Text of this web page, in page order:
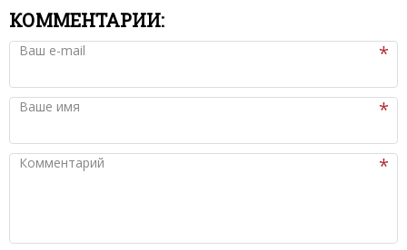
КОММЕНТАРИИ:
Ваш e-mail
Ваше имя
Комментарий